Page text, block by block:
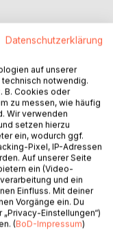
Datenschutzerklärung
auf unserer
notwendig.
B. Cookies oder
zu messen, wie häufig
Wir verwenden
setzen hierzu
ein, wodurch ggf.
Pixel, IP-Adressen
Auf unserer Seite
ein (Video-
und ein
Einfluss. Mit deiner
Vorgänge ein. Du
Einstellungen“)
(BoD-Impressum)